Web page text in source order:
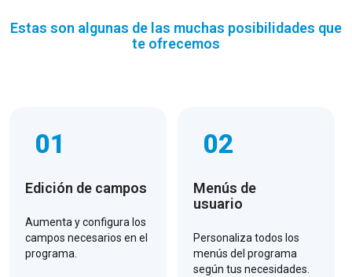
Estas son algunas de las muchas posibilidades que
te ofrecemos
01
Edición de campos
Aumenta y configura los
campos necesarios en el
programa.
02
Menús de
usuario
Personaliza todos los
menús del programa
según tus necesidades.